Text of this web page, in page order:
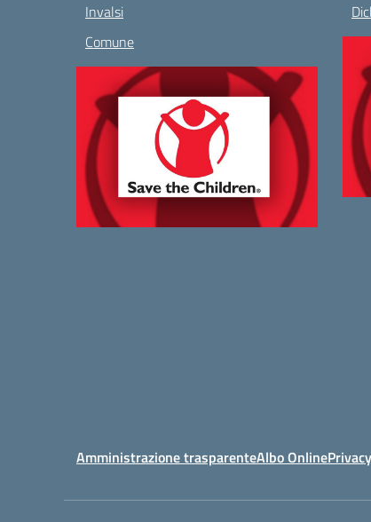
Invalsi
Comune
Amministrazione trasparenteAlbo Online